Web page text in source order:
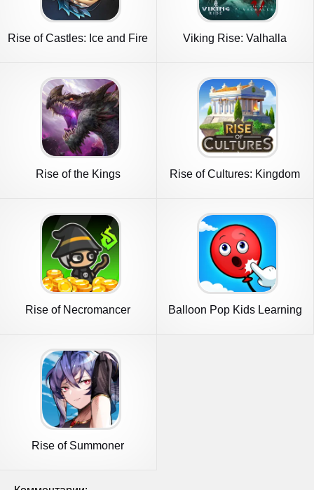
Rise of Castles: Ice and Fire Viking Rise: Valhalla
Rise of the Kings
Rise of Cultures: Kingdom
Rise of Necromancer
Balloon Pop Kids Learning
Rise of Summoner